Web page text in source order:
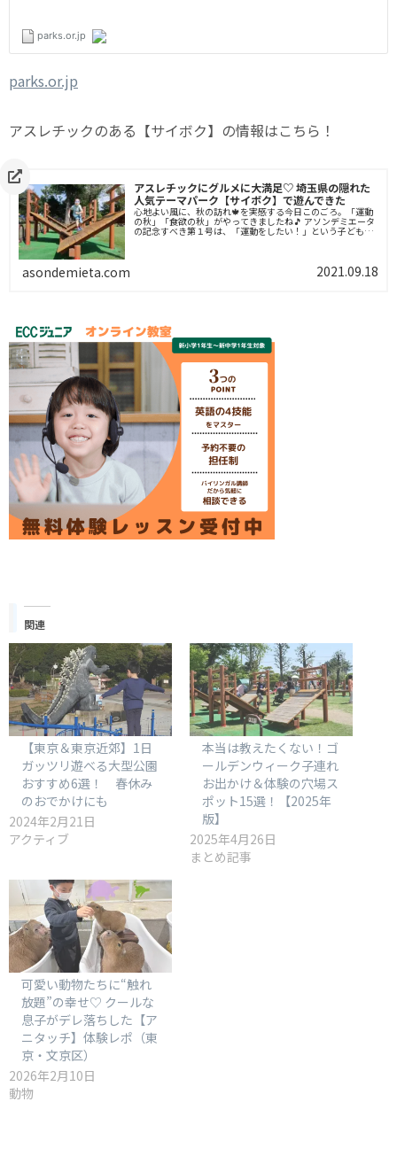
parks.or.jp
アスレチックのある【サイボク】の情報はこちら！
アスレチックにグルメに大満足♡ 埼玉県の隠れた
人気テーマパーク【サイボク】で遊んできた
心地よい風に、秋の訪れ🍁を実感する今日このごろ。「運動
の秋」「食欲の秋」がやってきましたね🎵 アソンデミエータ
の記念すべき第１号は、「運動をしたい！」という子どもた
asondemieta.com 2021.09.18
関連
【東京＆東京近郊】1日
ガッツリ遊べる大型公園
おすすめ6選！ 春休み
のおでかけにも
2024年2月21日
アクティブ
本当は教えたくない！ゴ
ールデンウィーク子連れ
お出かけ＆体験の穴場ス
ポット15選！【2025年
版】
2025年4月26日
まとめ記事
可愛い動物たちに“触れ
放題”の幸せ♡ クールな
息子がデレ落ちした【ア
ニタッチ】体験レポ（東
京・文京区）
2026年2月10日
動物